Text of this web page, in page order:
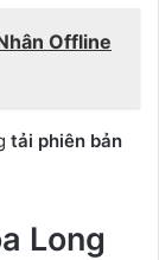
Offline
tải phiên bản
Long